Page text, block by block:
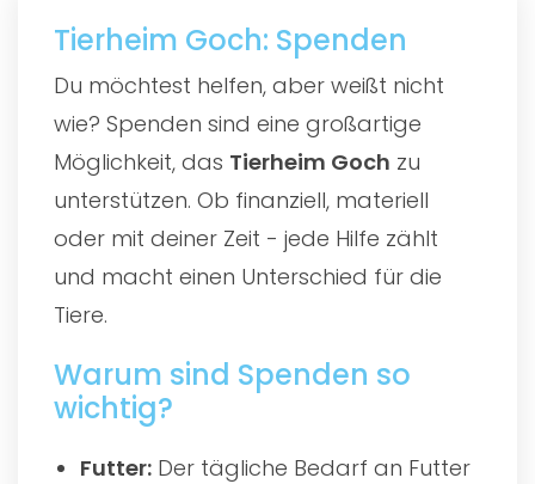
Tierheim Goch: Spenden
Du möchtest helfen, aber weißt nicht
wie? Spenden sind eine großartige
Möglichkeit, das Tierheim Goch zu
unterstützen. Ob finanziell, materiell
oder mit deiner Zeit - jede Hilfe zählt
und macht einen Unterschied für die
Tiere.
Warum sind Spenden so
wichtig?
Futter: Der tägliche Bedarf an Futter